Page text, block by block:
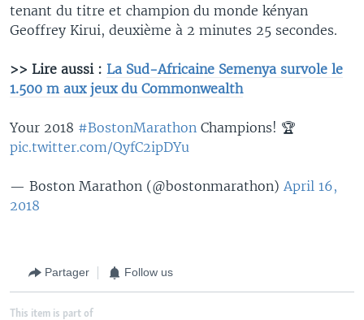
tenant du titre et champion du monde kényan
Geoffrey Kirui, deuxième à 2 minutes 25 secondes.
​>> Lire aussi : La Sud-Africaine Semenya survole le
1.500 m aux jeux du Commonwealth
Your 2018 #BostonMarathon Champions! 🏆
pic.twitter.com/QyfC2ipDYu
— Boston Marathon (@bostonmarathon) April 16,
2018
Partager Follow us
This item is part of